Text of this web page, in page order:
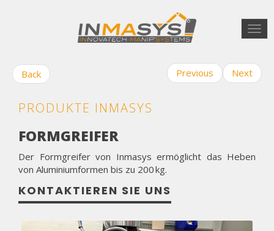
Back Previous Next
PRODUKTE INMASYS
FORMGREIFER
Der Formgreifer von Inmasys ermöglicht das Heben
von Aluminiumformen bis zu 200 kg.
KONTAKTIEREN SIE UNS